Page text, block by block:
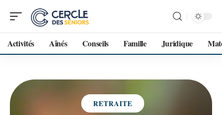
Activités Aînés Conseils Famille Juridique
RETRAITE